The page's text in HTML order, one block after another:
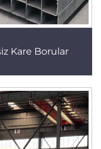
Kare Borular